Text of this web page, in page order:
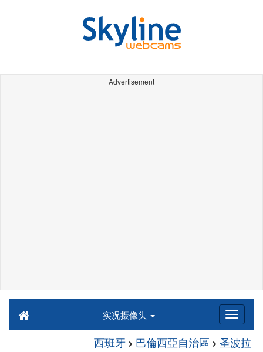
Advertisement
实况摄像头
西班牙 巴倫西亞自治區 圣波拉